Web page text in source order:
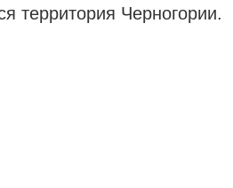
территория Черногории.